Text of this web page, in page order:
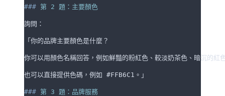
### 第 2 題：主要顏色
詢問：
「你的品牌主要顏色是什麼？
你可以用顏色名稱回答，例如鮮豔的粉紅色、較淡奶茶色、暗沉的
也可以直接提供色碼，例如 #FFB6C1。」
### 第 3 題：品牌服務